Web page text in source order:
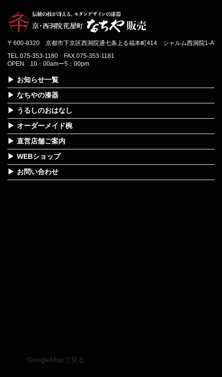
〒600-8320 京都市下京区西洞院通七条上る福本町414 シャルム西洞院1-A
TEL.075-353-1180 FAX.075-353-1181
OPEN 10：00amー5：00pm
お知らせ一覧
なちやの漆器
うるしのおはなし
オーダーメイド椀
直営店舗ご案内
WEBショップ
お問い合わせ
GoogleMapで見る